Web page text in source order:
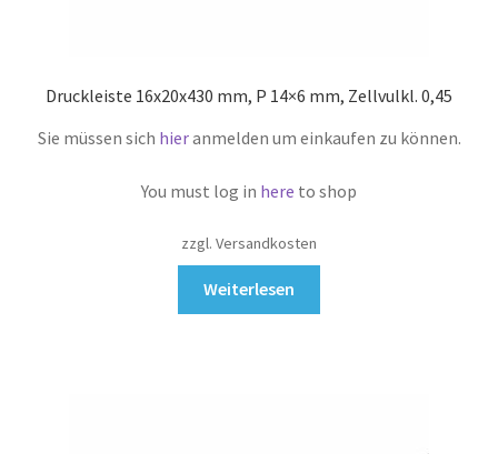
Druckleiste 16x20x430 mm, P 14×6 mm, Zellvulkl. 0,45
Sie müssen sich hieranmelden um einkaufen zu können.
You must log in here to shop
zzgl. Versandkosten
Weiterlesen